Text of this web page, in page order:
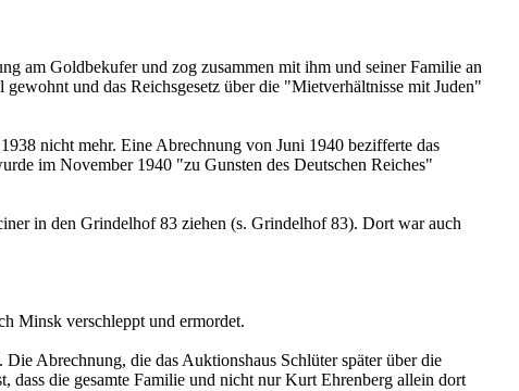
am Goldbekufer und zog zusammen mit ihm und seiner Familie an
und das Reichsgesetz über die "Mietverhältnisse mit Juden"
nicht mehr. Eine Abrechnung von Juni 1940 bezifferte das
im November 1940 "zu Gunsten des Deutschen Reiches"
in den Grindelhof 83 ziehen (s. Grindelhof 83). Dort war auch
Minsk verschleppt und ermordet.
Abrechnung, die das Auktionshaus Schlüter später über die
dass die gesamte Familie und nicht nur Kurt Ehrenberg allein dort